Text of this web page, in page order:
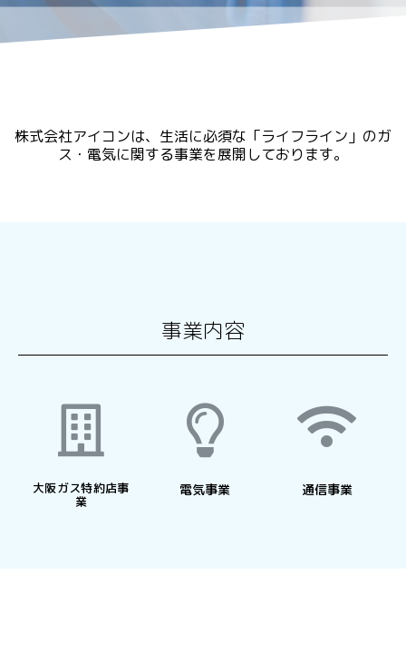
株式会社アイコンは、生活に必須な「ライフライン」のガ
ス・電気に関する事業を展開しております。
事業内容
大阪ガス特約店事
業
電気事業 通信事業